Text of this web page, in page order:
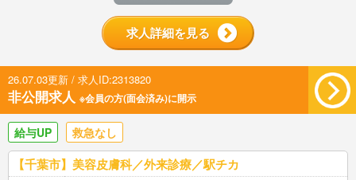
求人詳細を見る
26.07.03更新 / 求人ID:2313820
非公開求人 ※会員の方(面会済み)に開示
給与UP 救急なし
【千葉市】美容皮膚科／外来診療／駅チカ